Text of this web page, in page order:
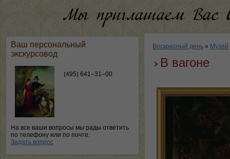
Ваш персональный
экскурсовод
(495) 641–31–00
На все ваши вопросы мы рады ответить
по телефону или по почте.
Задать вопрос
Воскресный день » Музей
В вагоне